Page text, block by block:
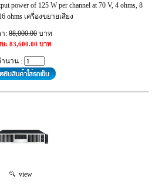
power of 125 W per channel at 70 V, 4 ohms, 8
ohms เครื่องขยายเสียง
: 88,000.00 บาท
ษ: 83,600.00 บาท
ำนวน :
view